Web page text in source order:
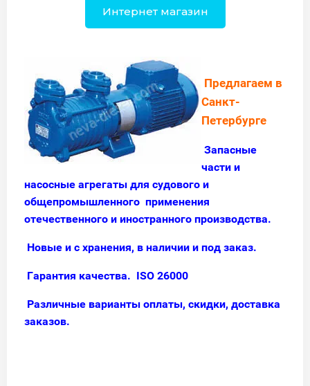
Интернет магазин
Предлагаем в
Санкт-
Петербурге
Запасные
части и
насосные агрегаты для судового и
общепромышленного применения
отечественного и иностранного производства.
Новые и с хранения, в наличии и под заказ.
Гарантия качества. ISO 26000
Различные варианты оплаты, скидки, доставка
заказов.